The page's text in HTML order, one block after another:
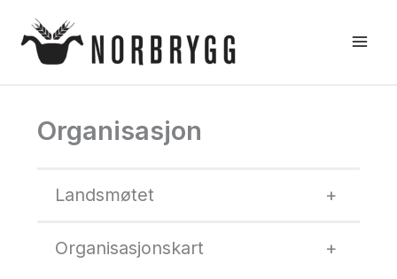
rett
Organisasjon
Landsmøtet +
Organisasjonskart +